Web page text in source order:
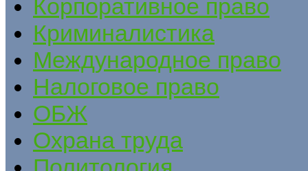
Корпоративное право
Криминалистика
Международное право
Налоговое право
ОБЖ
Охрана труда